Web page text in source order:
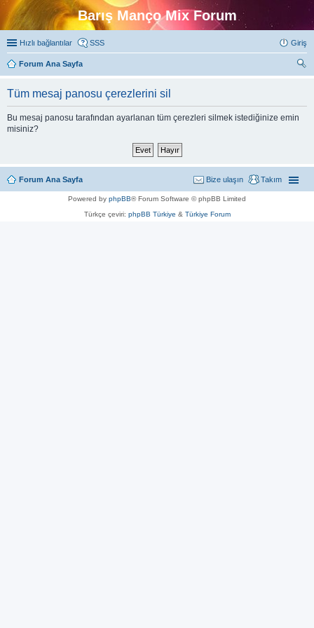
Barış Manço Mix Forum
Hızlı bağlantılar SSS Giriş
Forum Ana Sayfa
Tüm mesaj panosu çerezlerini sil
Bu mesaj panosu tarafından ayarlanan tüm çerezleri silmek istediğinize emin
misiniz?
Forum Ana Sayfa Takım
Bize ulaşın
Powered by phpBB® Forum Software © phpBB Limited
Türkçe çeviri: phpBB Türkiye & Türkiye Forum